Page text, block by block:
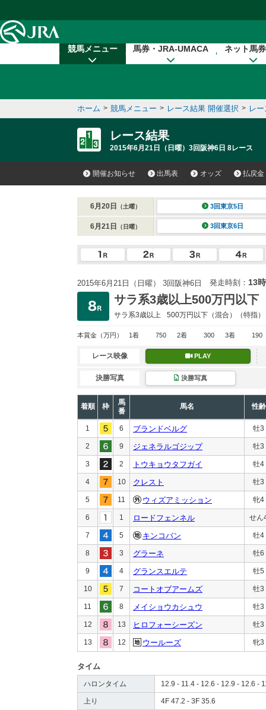
競馬メニュー 馬券・JRA-UMACA ネット馬
ホーム > 競馬メニュー > レース結果 開催選択 > レ
レース結果
2015年6月21日（日曜）3回阪神6日 8レース
開催お知らせ 出馬表 オッズ 払戻金
6月20日 （土曜） 3回東京5日
6月21日 （日曜） 3回東京6日
2015年6月21日（日曜） 3回阪神6日 発走時刻： 13
サラ系3歳以上500万円以下
サラ系3歳以上 500万円以下 （混合）（特指）
本賞金 （万円） 1着 750 2着 300 3着 190
レース映像 PLAY
決勝写真 決勝写真
着順 枠
馬
番
馬名 性齢
1 6 ブランドベルグ 牡3
2 9 ジェネラルゴジップ 牡3
3 2 トウキョウタフガイ 牡4
4 10 クレスト 牡3
5 11 ウィズアミッション 牝4
6 1 ロードフェンネル せん
7 5 キンコバン 牡4
8 3 グラーネ 牡6
9 4 グランスエルテ 牡5
10 7 コートオブアームズ 牡3
11 8 メイショウカシュウ 牡3
12 13 ヒロフォーシーズン 牡3
13 12 ウールーズ 牝3
タイム
ハロンタイム 12.9 - 11.4 - 12.6 - 12.9 - 12.6 -
上り 4F 47.2 - 3F 35.6